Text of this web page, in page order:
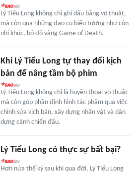
Lý Tiểu Long không chỉ ghi dấu bằng võ thuật,
mà còn qua những đạo cụ biểu tượng như côn
nhị khúc, bộ đồ vàng Game of Death.
Khi Lý Tiểu Long tự thay đổi kịch
bản để nâng tầm bộ phim
Lý Tiểu Long không chỉ là huyền thoại võ thuật
mà còn góp phần định hình tác phẩm qua việc
chỉnh sửa kịch bản, xây dựng nhân vật và dàn
dựng cảnh chiến đấu.
Lý Tiểu Long có thực sự bất bại?
Hơn nửa thế kỷ sau khi qua đời, Lý Tiểu Long